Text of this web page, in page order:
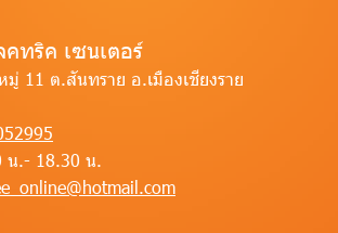
ทริค เซนเตอร์
มู่ 11 ต.สันทราย อ.เมืองเชียงราย
น.- 18.30 น.